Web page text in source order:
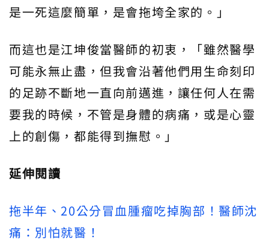
是一死這麼簡單，是會拖垮全家的。」
而這也是江坤俊當醫師的初衷，「雖然醫學
可能永無止盡，但我會沿著他們用生命刻印
的足跡不斷地一直向前邁進，讓任何人在需
要我的時候，不管是身體的病痛，或是心靈
上的創傷，都能得到撫慰。」
延伸閱讀
拖半年、20公分冒血腫瘤吃掉胸部！醫師沈
痛：別怕就醫！